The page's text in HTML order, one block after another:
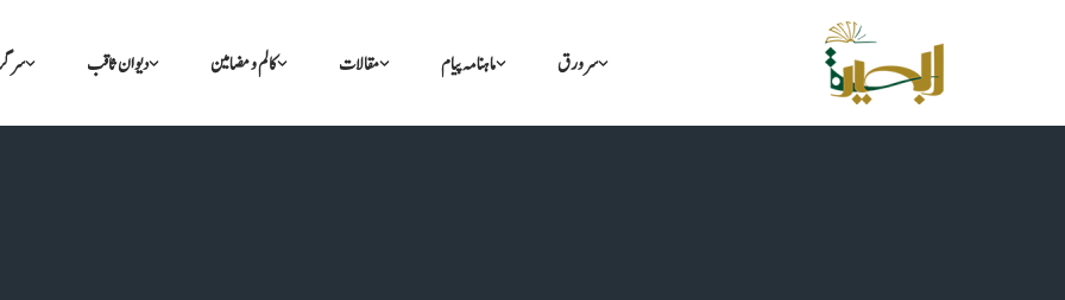
content
سرورق ماہنامہ پیام مقالات کالم و مضامین دیوان ثاقب